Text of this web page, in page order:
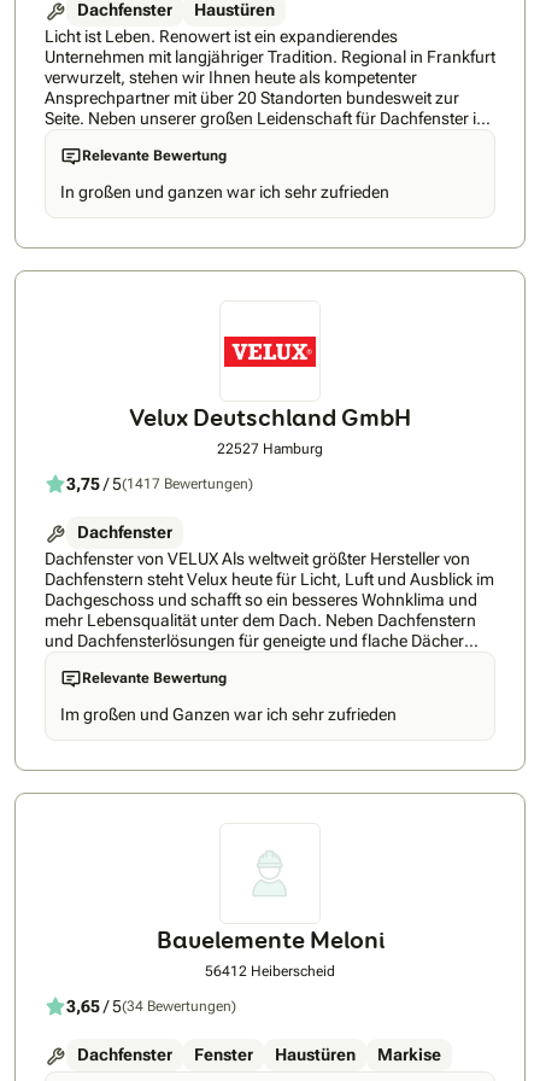
Dachfenster
Haustüren
Licht ist Leben. Renowert ist ein expandierendes
Unternehmen mit langjähriger Tradition. Regional in Frankfurt
verwurzelt, stehen wir Ihnen heute als kompetenter
Ansprechpartner mit über 20 Standorten bundesweit zur
Seite. Neben unserer großen Leidenschaft für Dachfenster ist
es unser oberstes Ziel, die Bedürfnisse unserer Kunden
umfassend zu erfüllen – durch individuelle Lösungen und
Produkte höchster Qualität. Unsere Liebe für das
Nischenprodukt Dachfenster entdeckten wir schnell – und
fanden so unsere Bestimmung für den reibungslosen
Weltunternehmen FAKRO. Ob Flensburg oder München – mit
können wir schnelle Reaktionszeiten gewährleisten und
stellen eine flächendeckende Qualität sicher. Unsere
Relevante Bewertung
In großen und ganzen war ich sehr zufrieden
Velux Deutschland GmbH
22527 Hamburg
3,75/ 5(1417 Bewertungen)
Dachfenster
Dachfenster von VELUX Als weltweit größter Hersteller von
Dachfenstern steht Velux heute für Licht, Luft und Ausblick im
Dachgeschoss und schafft so ein besseres Wohnklima und
mehr Lebensqualität unter dem Dach. Neben Dachfenstern
und Dachfensterlösungen für geneigte und flache Dächer
bietet Velux auch Produkte für den Hitze- und Sonnenschutz
sowie Smart Home Lösungen. Entdecken Sie die
Produktvielfalt von VELUX und lassen Sie sich von uns
beraten. Buchen Sie ihre Beratung direkt hier beim VELUX
Beratungsservice: Bookings – – Outlook
Relevante Bewertung
Im großen und Ganzen war ich sehr zufrieden
Bauelemente Meloni
56412 Heiberscheid
3,65/ 5(34 Bewertungen)
Dachfenster Fenster Haustüren Markise